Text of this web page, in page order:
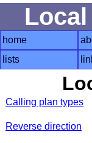
home
lists
Calling plan types
Reverse direction